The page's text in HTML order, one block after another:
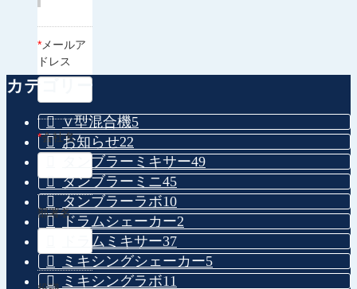
*メールア
ドレス
*会社名
部署名
カテゴリー
∨型混合機5
お知らせ22
タンブラーミキサー49
タンブラーミニ45
タンブラーラボ10
ドラムシェーカー2
ドラムミキサー37
ミキシングシェーカー5
ミキシングラボ11